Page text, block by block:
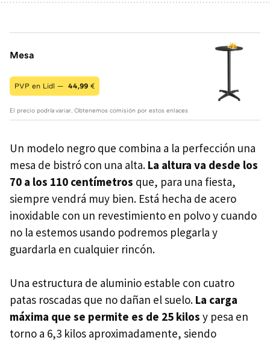
Mesa
PVP en Lidl — 44,99 €
El precio podría variar. Obtenemos comisión por estos enlaces
Un modelo negro que combina a la perfección una
mesa de bistró con una alta. La altura va desde los
70 a los 110 centímetros que, para una fiesta,
siempre vendrá muy bien. Está hecha de acero
inoxidable con un revestimiento en polvo y cuando
no la estemos usando podremos plegarla y
guardarla en cualquier rincón.
Una estructura de aluminio estable con cuatro
patas roscadas que no dañan el suelo. La carga
máxima que se permite es de 25 kilos y pesa en
torno a 6,3 kilos aproximadamente, siendo